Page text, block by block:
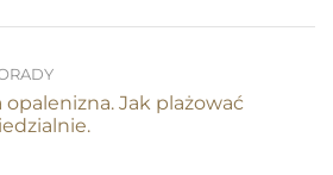
opalenizna. Jak plażować